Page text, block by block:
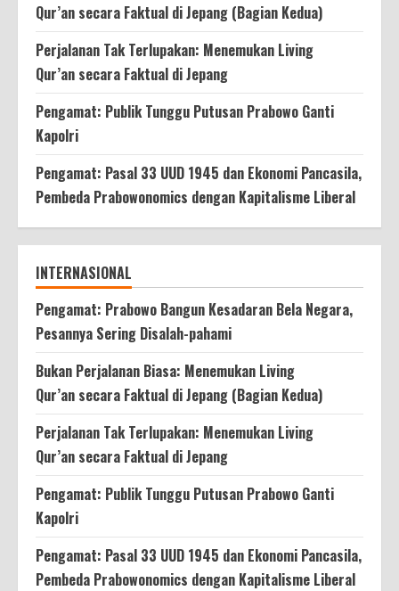
Qur’an secara Faktual di Jepang (Bagian Kedua)
Perjalanan Tak Terlupakan: Menemukan Living
Qur’an secara Faktual di Jepang
Pengamat: Publik Tunggu Putusan Prabowo Ganti
Kapolri
Pengamat: Pasal 33 UUD 1945 dan Ekonomi Pancasila,
Pembeda Prabowonomics dengan Kapitalisme Liberal
INTERNASIONAL
Pengamat: Prabowo Bangun Kesadaran Bela Negara,
Pesannya Sering Disalah-pahami
Bukan Perjalanan Biasa: Menemukan Living
Qur’an secara Faktual di Jepang (Bagian Kedua)
Perjalanan Tak Terlupakan: Menemukan Living
Qur’an secara Faktual di Jepang
Pengamat: Publik Tunggu Putusan Prabowo Ganti
Kapolri
Pengamat: Pasal 33 UUD 1945 dan Ekonomi Pancasila,
Pembeda Prabowonomics dengan Kapitalisme Liberal